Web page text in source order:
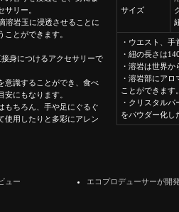
サリー。
溶岩玉に浸透させることに
ことができます。
身につけるアクセサリーで
意識することができ、食べ
にもなります。
もちろん、手や足にぐるぐ
使用したりと多彩にアレン
サイズ
・ウエスト、手
・紐の長さは
・溶岩は世界か
・溶岩部にア
ことができます。
・クリスタル
をパウダー化し
ュー
エコプロデューサーが開